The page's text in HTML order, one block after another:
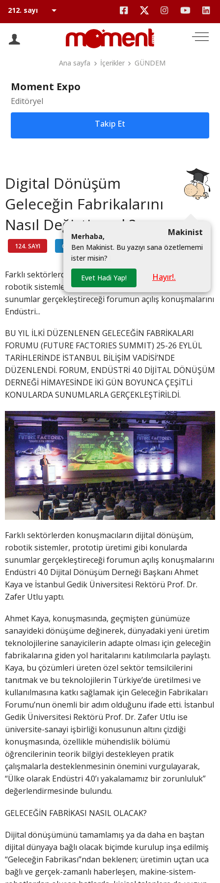
Ana sayfa İçerikler GÜNDEM
Moment Expo
Editöryel
Takip Et
Digital Dönüşüm
Geleceğin Fabrikalarını
Nasıl Değiştirecek?
124. SAYI GÜNDEM #
Makinist
Merhaba,
Ben Makinist. Bu yazıyı sana özetlememi
ister misin?
Evet Hadi Yap! Hayır!.
Farklı sektörlerden konuşmacıların dijital dönüşüm,
robotik sistemler, prototip üretimi gibi konularda
sunumlar gerçekleştireceği forumun açılış konuşmalarını
Endüstri...
BU YIL İLKİ DÜZENLENEN GELECEĞİN FABRİKALARI
FORUMU (FUTURE FACTORIES SUMMIT) 25-26 EYLÜL
TARİHLERİNDE İSTANBUL BİLİŞİM VADİSİ’NDE
DÜZENLENDİ. FORUM, ENDÜSTRİ 4.0 DİJİTAL DÖNÜŞÜM
DERNEĞİ HİMAYESİNDE İKİ GÜN BOYUNCA ÇEŞİTLİ
KONULARDA SUNUMLARLA GERÇEKLEŞTİRİLDİ.
Farklı sektörlerden konuşmacıların dijital dönüşüm,
robotik sistemler, prototip üretimi gibi konularda
sunumlar gerçekleştireceği forumun açılış konuşmalarını
Endüstri 4.0 Dijital Dönüşüm Derneği Başkanı Ahmet
Kaya ve İstanbul Gedik Üniversitesi Rektörü Prof. Dr.
Zafer Utlu yaptı.
Ahmet Kaya, konuşmasında, geçmişten günümüze
sanayideki dönüşüme değinerek, dünyadaki yeni üretim
teknolojilerine sanayicilerin adapte olması için geleceğin
fabrikalarına giden yol haritalarını katılımcılarla paylaştı.
Kaya, bu çözümleri üreten özel sektör temsilcilerini
tanıtmak ve bu teknolojilerin Türkiye’de üretilmesi ve
kullanılmasına katkı sağlamak için Geleceğin Fabrikaları
Forumu’nun önemli bir adım olduğunu ifade etti. İstanbul
Gedik Üniversitesi Rektörü Prof. Dr. Zafer Utlu ise
üniversite-sanayi işbirliği konusunun altını çizdiği
konuşmasında, özellikle mühendislik bölümü
öğrencilerinin teorik bilgiyi destekleyen pratik
çalışmalarla desteklenmesinin önemini vurgulayarak,
“Ülke olarak Endüstri 4.0’ı yakalamamız bir zorunluluk”
değerlendirmesinde bulundu.
GELECEĞİN FABRİKASI NASIL OLACAK?
Dijital dönüşümünü tamamlamış ya da daha en baştan
dijital dünyaya bağlı olacak biçimde kurulup inşa edilmiş
“Geleceğin Fabrikası”ndan beklenen; üretimin uçtan uca
bağlı ve gerçek-zamanlı haberleşen, makine-sistem-